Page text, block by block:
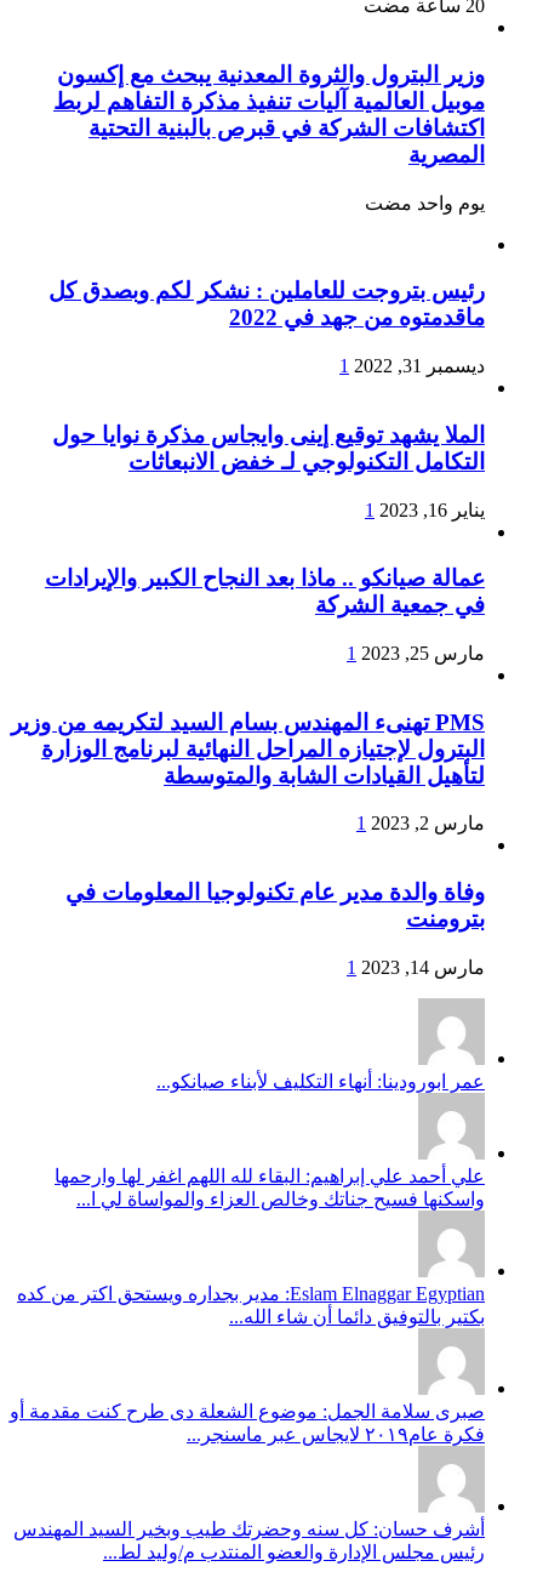
وزير البترول والثروة المعدنية يبحث مع إكسون
موبيل العالمية آليات تنفيذ مذكرة التفاهم لربط
اكتشافات الشركة في قبرص بالبنية التحتية
المصرية
‏يوم واحد مضت
رئيس بتروجت للعاملين : نشكر لكم وبصدق كل
ماقدمتوه من جهد في 2022
ديسمبر 31, 2022 1
الملا يشهد توقيع إينى وايجاس مذكرة نوايا حول
التكامل التكنولوجي لـ خفض الانبعاثات
يناير 16, 2023 1
عمالة صيانكو .. ماذا بعد النجاح الكبير والإيرادات
في جمعية الشركة
مارس 25, 2023 1
PMS تهنىء المهندس بسام السيد لتكريمه من وزير
البترول لإجتيازه المراحل النهائية لبرنامج الوزارة
لتأهيل القيادات الشابة والمتوسطة
مارس 2, 2023 1
وفاة والدة مدير عام تكنولوجيا المعلومات في
بترومنت
مارس 14, 2023 1
عمر ابورودينا: أنهاء التكليف لأبناء صيانكو...
علي أحمد علي إبراهيم: البقاء لله اللهم اغفر لها وارحمها
واسكنها فسيح جناتك وخالص العزاء والمواساة لي ا...
Eslam Elnaggar Egyptian: مدير بجداره ويستحق اكتر من كده
بكتير بالتوفيق دائما أن شاء الله...
صبرى سلامة الجمل: موضوع الشعلة دى طرح كنت مقدمة أو
فكرة عام٢٠١٩ لايجاس عبر ماسنجر...
أشرف حسان: كل سنه وحضرتك طيب وبخير السيد المهندس
رئيس مجلس الإدارة والعضو المنتدب م/وليد لط...